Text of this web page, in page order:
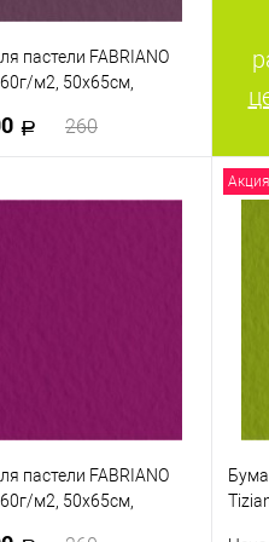
пастели FABRIANO
м2, 50x65см,
260
В корзину
пастели FABRIANO
м2, 50x65см,
Акция